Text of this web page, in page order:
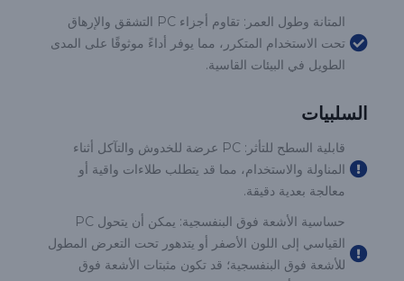
المتانة وطول العمر: تقاوم أجزاء PC التشقق والإرهاق
تحت الاستخدام المتكرر، مما يوفر أداءً موثوقًا على المدى
الطويل في البيئات القاسية.
السلبيات
قابلية السطح للتأثر: PC عرضة للخدوش والتآكل أثناء
المناولة والاستخدام، مما قد يتطلب طلاءات واقية أو
معالجة بعدية دقيقة.
حساسية الأشعة فوق البنفسجية: يمكن أن يتحول PC
القياسي إلى اللون الأصفر أو يتدهور تحت التعرض المطول
للأشعة فوق البنفسجية؛ قد تكون مثبتات الأشعة فوق